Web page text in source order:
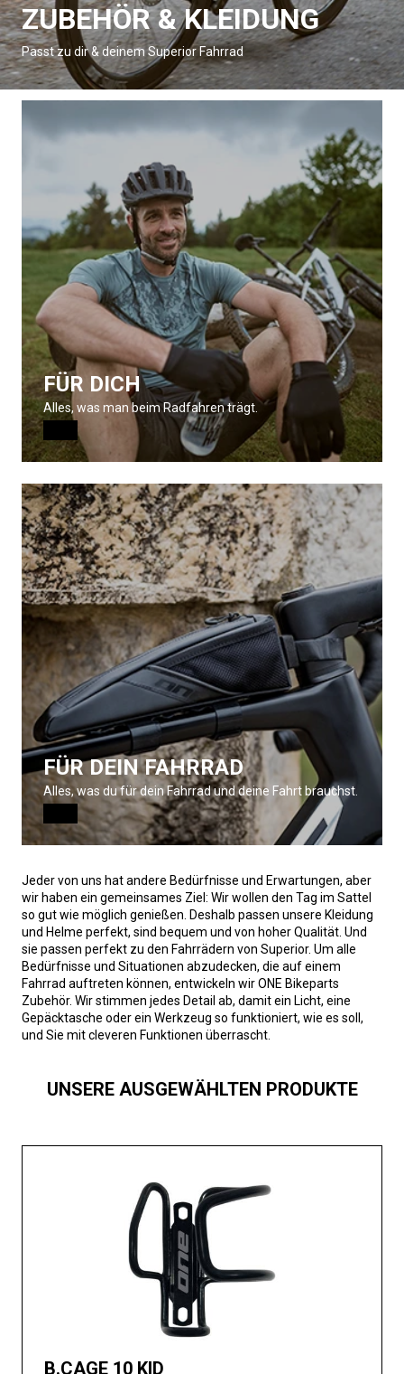
ZUBEHÖR & KLEIDUNG
Passt zu dir & deinem Superior Fahrrad
FÜR DICH
Alles, was man beim Radfahren trägt.
FÜR DEIN FAHRRAD
Alles, was du für dein Fahrrad und deine Fahrt brauchst.
Jeder von uns hat andere Bedürfnisse und Erwartungen, aber
wir haben ein gemeinsames Ziel: Wir wollen den Tag im Sattel
so gut wie möglich genießen. Deshalb passen unsere Kleidung
und Helme perfekt, sind bequem und von hoher Qualität. Und
sie passen perfekt zu den Fahrrädern von Superior. Um alle
Bedürfnisse und Situationen abzudecken, die auf einem
Fahrrad auftreten können, entwickeln wir ONE Bikeparts
Zubehör. Wir stimmen jedes Detail ab, damit ein Licht, eine
Gepäcktasche oder ein Werkzeug so funktioniert, wie es soll,
und Sie mit cleveren Funktionen überrascht.
UNSERE AUSGEWÄHLTEN PRODUKTE
B.CAGE 10 KID